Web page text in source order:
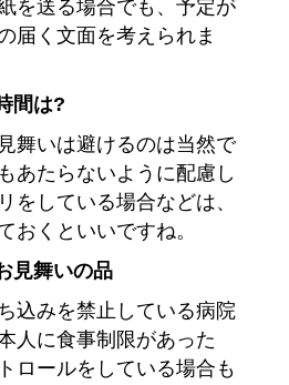
を送る場合でも、予定が
届く文面を考えられま
間は?
舞いは避けるのは当然で
あたらないように配慮し
をしている場合などは、
おくといいですね。
見舞いの品
込みを禁止している病院
人に食事制限があった
ロールをしている場合も